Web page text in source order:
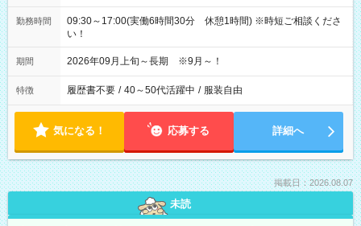
勤務時間
09:30～17:00(実働6時間30分 休憩1時間) ※時短ご相談くださ
い！
期間 2026年09月上旬～長期 ※9月～！
特徴 履歴書不要 / 40～50代活躍中 / 服装自由
気になる！ 応募する 詳細へ
掲載日：2026.08.07
未読